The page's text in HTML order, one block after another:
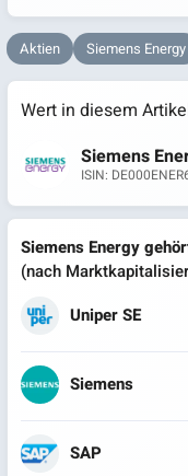
Aktien Siemens Energy
Wert in diesem
Siemens
ISIN:
Siemens Energy
(nach
Uniper SE
Siemens
SAP